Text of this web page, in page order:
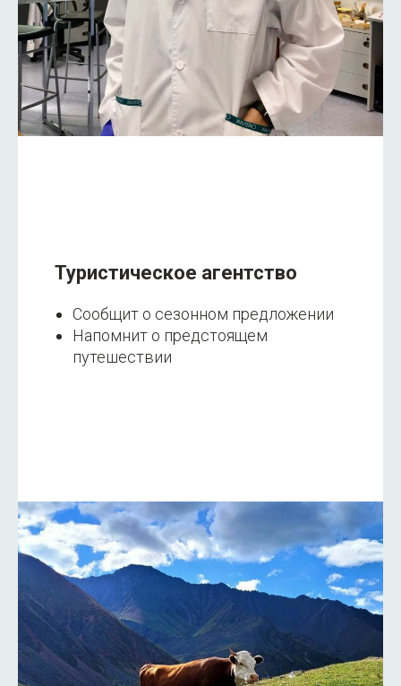
Туристическое агентство
Сообщит о сезонном предложении
Напомнит о предстоящем
путешествии